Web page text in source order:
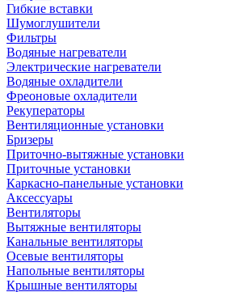
Гибкие вставки
Шумоглушители
Фильтры
Водяные нагреватели
Электрические нагреватели
Водяные охладители
Фреоновые охладители
Рекуператоры
Вентиляционные установки
Бризеры
Приточно-вытяжные установки
Приточные установки
Каркасно-панельные установки
Аксессуары
Вентиляторы
Вытяжные вентиляторы
Канальные вентиляторы
Осевые вентиляторы
Напольные вентиляторы
Крышные вентиляторы